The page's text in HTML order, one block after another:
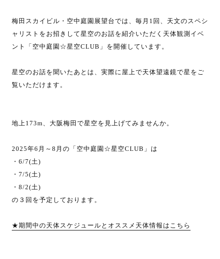
梅田スカイビル・空中庭園展望台では、毎月1回、天文のスペシ
ャリストをお招きして星空のお話を紹介いただく天体観測イベ
ント「空中庭園☆星空CLUB」を開催しています。
星空のお話を聞いたあとは、実際に屋上で天体望遠鏡で星をご
覧いただけます。
地上173m、大阪梅田で星空を見上げてみませんか。
2025年6月～8月の「空中庭園☆星空CLUB」は
・6/7(土)
・7/5(土)
・8/2(土)
の３回を予定しております。
★期間中の天体スケジュールとオススメ天体情報はこちら